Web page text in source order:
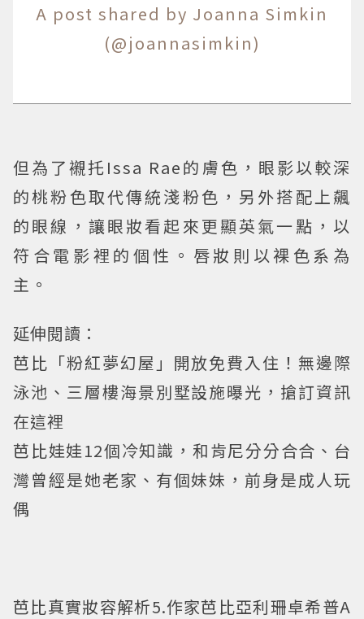
A post shared by Joanna Simkin
(@joannasimkin)
但為了襯托Issa Rae的膚色，眼影以較深
的桃粉色取代傳統淺粉色，另外搭配上飆
的眼線，讓眼妝看起來更顯英氣一點，以
符合電影裡的個性。唇妝則以裸色系為
主。
延伸閱讀：
芭比「粉紅夢幻屋」開放免費入住！無邊際
泳池、三層樓海景別墅設施曝光，搶訂資訊
在這裡
芭比娃娃12個冷知識，和肯尼分分合合、台
灣曾經是她老家、有個妹妹，前身是成人玩
偶
芭比真實妝容解析5.作家芭比亞利珊卓希普A